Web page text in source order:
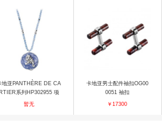
地亚PANTHÈRE DE CA
RTIER系列HP302955 项
链
暂无
卡地亚男士配件袖扣OG00
0051 袖扣
￥17300